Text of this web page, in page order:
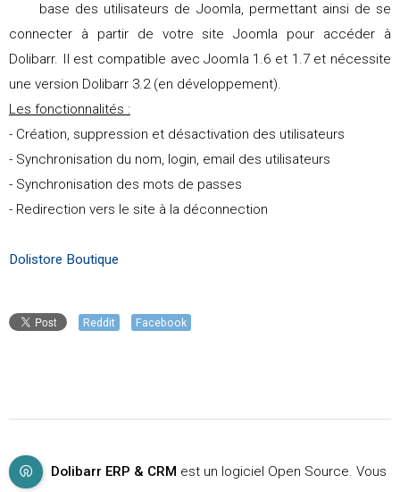
base des utilisateurs de Joomla, permettant ainsi de se
connecter à partir de votre site Joomla pour accéder à
Dolibarr. Il est compatible avec Joomla 1.6 et 1.7 et nécessite
une version Dolibarr 3.2 (en développement).
Les fonctionnalités :
- Création, suppression et désactivation des utilisateurs
- Synchronisation du nom, login, email des utilisateurs
- Synchronisation des mots de passes
- Redirection vers le site à la déconnection
Dolistore Boutique
Reddit Facebook
Dolibarr ERP & CRM est un logiciel Open Source. Vous